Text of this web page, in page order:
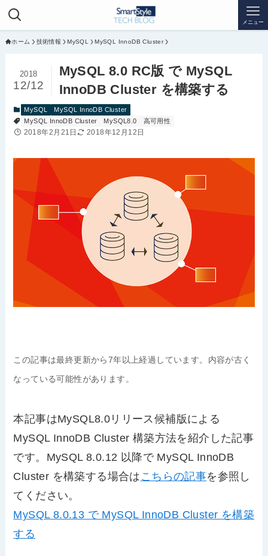
メニュー
ホーム 技術情報 MySQL MySQL InnoDB Cluster
MySQL 8.0 RC版 で MySQL
InnoDB Cluster を構築する
2018
12/12
MySQL
MySQL InnoDB Cluster
MySQL InnoDB Cluster
MySQL8.0 高可用性
2018年2月21日 2018年12月12日
この記事は最終更新から7年以上経過しています。内容が古く
なっている可能性があります。
本記事はMySQL8.0リリース候補版による
MySQL InnoDB Cluster 構築方法を紹介した記事
です。MySQL 8.0.12 以降で MySQL InnoDB
Cluster を構築する場合は こちらの記事を参照し
てください。
MySQL 8.0.13 で MySQL InnoDB Cluster を構築
する